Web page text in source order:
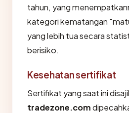
tahun, yang
kategori kematangan
yang lebih tua secara
berisiko.
Kesehatan sertifikat
Sertifikat yang saat ini
tradezone.com